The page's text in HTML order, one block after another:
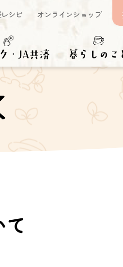
シピ オンラインショップ
・JA共済 らしのこ